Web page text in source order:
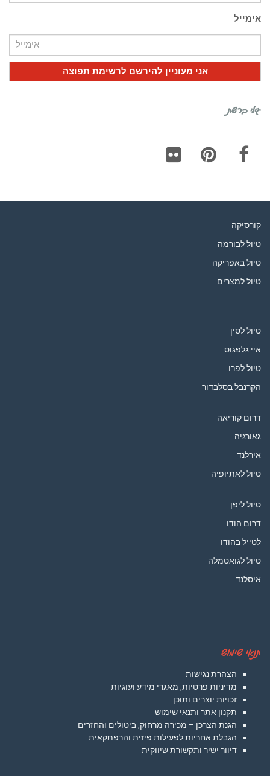
אימייל
גילי ברשת
קורסיקה
טיול לבורמה
טיול באפריקה
טיול למצרים
טיול לסין
איי גלפגוס
טיול לפרו
הקרנבל בסלבדור
דרום קוריאה
גאורגיה
אירלנד
טיול לאתיופיה
טיול ליפן
דרום הודו
לטייל בהודו
טיול לגואטמלה
איסלנד
תנאי שימוש
הצהרת נגישות
מדיניות פרטיות, מאגרי מידע ועוגיות
זכויות יוצרים ותוכן
תקנון אתר ותנאי שימוש
הגנת הצרכן – מכירה מרחוק, ביטולים והחזרים
הגבלת אחריות לפעילות פיזית והרפתקאית
דיוור ישיר ותקשורת שיווקית